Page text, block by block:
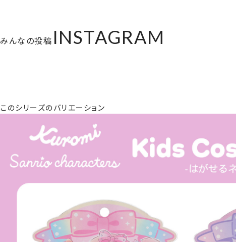
みんなの投稿 INSTAGRAM
このシリーズのバリエーション